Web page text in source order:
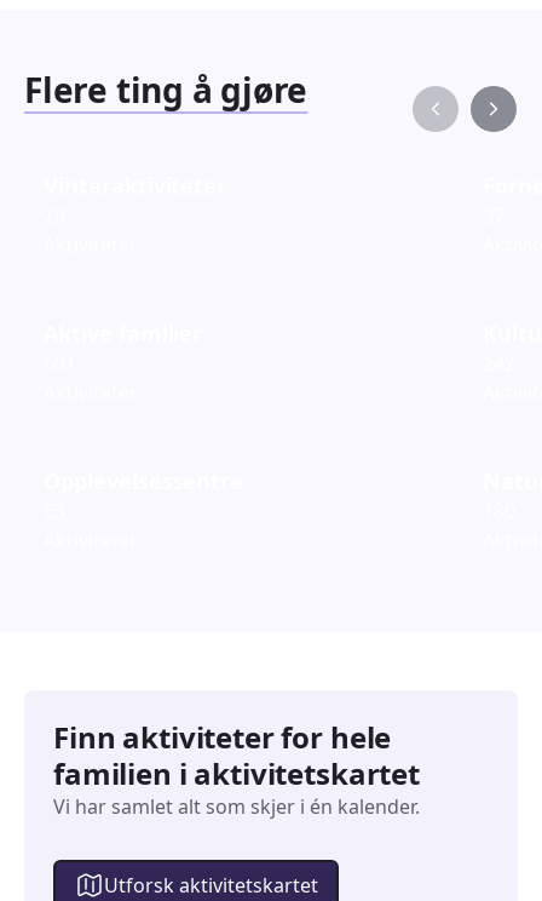
Flere ting å gjøre
Finn aktiviteter for hele
familien i aktivitetskartet
Vi har samlet alt som skjer i én kalender.
Utforsk aktivitetskartet